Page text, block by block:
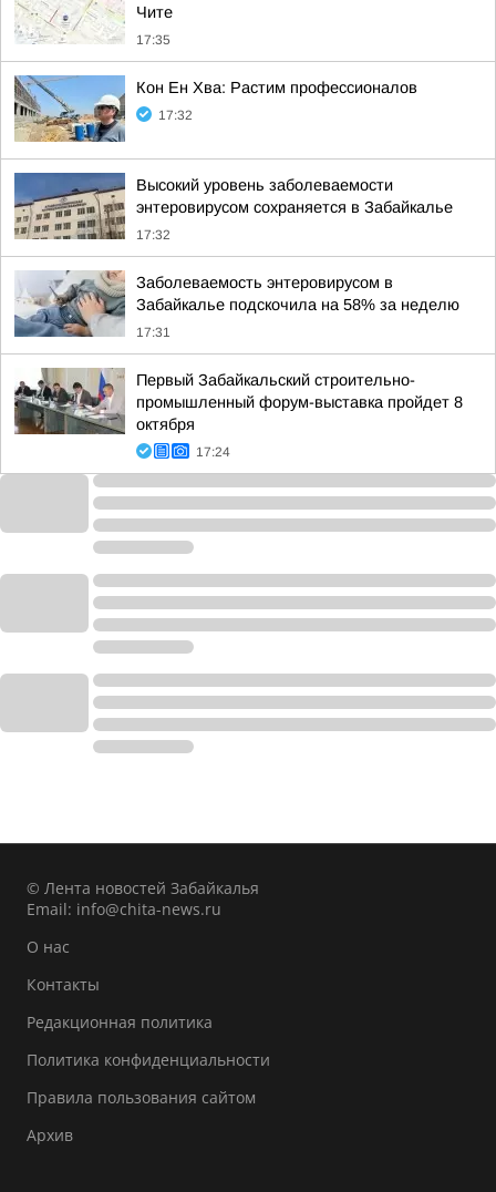
Чите
17:35
Кон Ен Хва: Растим профессионалов
17:32
Высокий уровень заболеваемости
энтеровирусом сохраняется в Забайкалье
17:32
Заболеваемость энтеровирусом в
Забайкалье подскочила на 58% за неделю
17:31
Первый Забайкальский строительно-
промышленный форум-выставка пройдет 8
октября
17:24
© Лента новостей Забайкалья
Email: info@chita-news.ru
О нас
Контакты
Редакционная политика
Политика конфиденциальности
Правила пользования сайтом
Архив